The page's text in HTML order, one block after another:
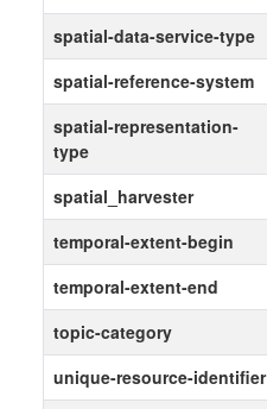
spatial-data-service-type
spatial-reference-system
spatial-representation-
type
spatial_harvester
temporal-extent-begin
temporal-extent-end
topic-category
unique-resource-identifier